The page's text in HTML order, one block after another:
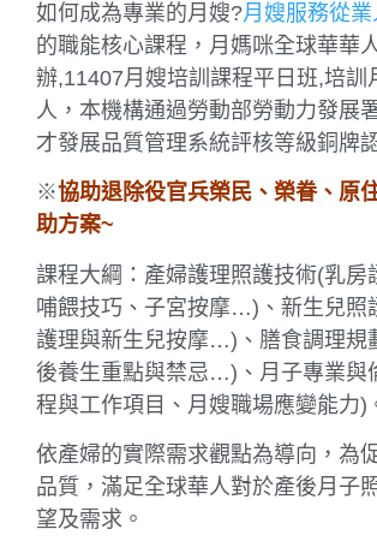
如何成為專業的月嫂?月嫂服務從業
的職能核心課程，月媽咪全球華華
辦,11407月嫂培訓課程平日班,培訓
人，本機構通過勞動部勞動力發展
才發展品質管理系統評核等級銅牌
※協助退除役官兵榮民、榮眷、原
助方案~
課程大綱：產婦護理照護技術(乳房
哺餵技巧、子宮按摩…)、新生兒照
護理與新生兒按摩…)、膳食調理規
後養生重點與禁忌…)、月子專業與
程與工作項目、月嫂職場應變能力)
依產婦的實際需求觀點為導向，為
品質，滿足全球華人對於產後月子
望及需求。